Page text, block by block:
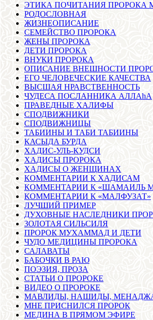
ЭТИКА ПОЧИТАНИЯ ПРОРОКА
РОДОСЛОВНАЯ
ЖИЗНЕОПИСАНИЕ
СЕМЕЙСТВО ПРОРОКА
ЖЕНЫ ПРОРОКА
ДЕТИ ПРОРОКА
ВНУКИ ПРОРОКА
ОПИСАНИЕ ВНЕШНОСТИ
ЕГО ЧЕЛОВЕЧЕСКИЕ КАЧЕСТВА
ВЫСШАЯ НРАВСТВЕННОСТЬ
ЧУДЕСА ПОСЛАННИКА АЛЛАhА
ПРАВЕДНЫЕ ХАЛИФЫ
СПОДВИЖНИКИ
СПОДВИЖНИЦЫ
ТАБИИНЫ И ТАБИ ТАБИИНЫ
КАСЫДА БУРДА
ХАДИС-УЛЬ-КУДСИ
ХАДИСЫ ПРОРОКА
ХАДИСЫ О ЖЕНЩИНАХ
КОММЕНТАРИИ К ХАДИСАМ
КОММЕНТАРИИ К «ШАМАИЛЬ
КОММЕНТАРИИ К «МАЛФУЗАТ»
ЛУЧШИЙ ПРИМЕР
ДУХОВНЫЕ НАСЛЕДНИКИ
ЗОЛОТАЯ СИЛЬСИЛЯ
ПРОРОК МУХАММАД И ДЕТИ
ЧУДО МЕДИЦИНЫ ПРОРОКА
САЛАВАТЫ
БАБОЧКИ В РАЮ
ПОЭЗИЯ, ПРОЗА
СТАТЬИ О ПРОРОКЕ
ВИДЕО О ПРОРОКЕ
МАВЛИДЫ, НАШИДЫ,
МНЕ ПРИСНИЛСЯ ПРОРОК
МЕДИНА В ПРЯМОМ ЭФИРЕ